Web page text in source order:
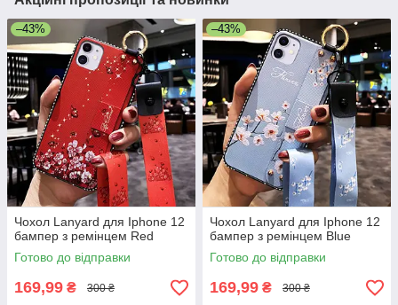
–43%
Чохол Lanyard для Iphone 12
бампер з ремінцем Red
Готово до відправки
169,99 ₴ 300 ₴
–43%
Чохол Lanyard для Iphone 12
бампер з ремінцем Blue
Готово до відправки
169,99 ₴ 300 ₴